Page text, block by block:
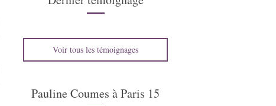
Voir tous les témoignages
Pauline Coumes à Paris 15